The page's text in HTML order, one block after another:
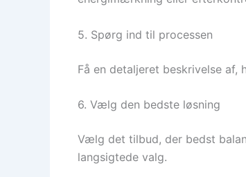
5. Spørg ind til processen
Få en detaljeret beskrivelse
6. Vælg den bedste løsning
Vælg det tilbud, der bedst
langsigtede valg.